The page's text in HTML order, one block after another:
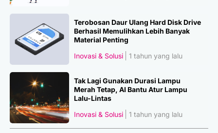
Terobosan Daur Ulang Hard Disk Drive
Berhasil Memulihkan Lebih Banyak
Material Penting
Inovasi & Solusi
1 tahun yang lalu
Tak Lagi Gunakan Durasi Lampu
Merah Tetap, AI Bantu Atur Lampu
Lalu-Lintas
Inovasi & Solusi
1 tahun yang lalu